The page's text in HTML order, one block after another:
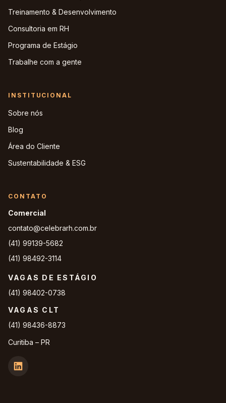
Treinamento & Desenvolvimento
Consultoria em RH
Programa de Estágio
Trabalhe com a gente
INSTITUCIONAL
Sobre nós
Blog
Área do Cliente
Sustentabilidade & ESG
CONTATO
Comercial
contato@celebrarh.com.br
(41) 99139-5682
(41) 98492-3114
VAGAS DE ESTÁGIO
(41) 98402-0738
VAGAS CLT
(41) 98436-8873
Curitiba – PR